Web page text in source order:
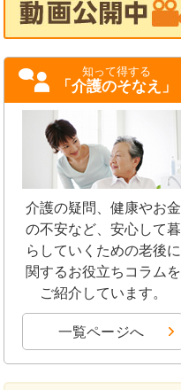
知って得する
「介護のそなえ」
介護の疑問、健康やお金
の不安など、安心して暮
らしていくための老後に
関するお役立ちコラムを
ご紹介しています。
一覧ページへ